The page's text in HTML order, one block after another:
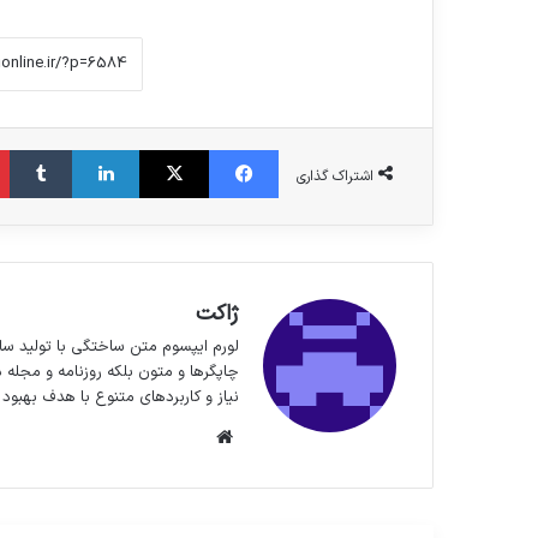
اشتراک گذاری
فیس بوک X لینکدین
ژاکت
لورم ایپسوم متن ساختگی با تولید
چاپگرها و متون بلکه روزنامه و
نیاز و کاربردهای متنوع با هدف